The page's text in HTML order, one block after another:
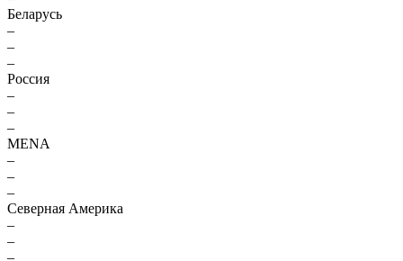
Беларусь
–
–
–
Россия
–
–
–
MENA
–
–
–
Северная Америка
–
–
–